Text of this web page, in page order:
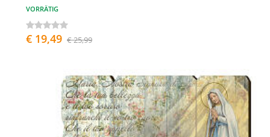
VORRÄTIG
€ 19,49 € 25,99